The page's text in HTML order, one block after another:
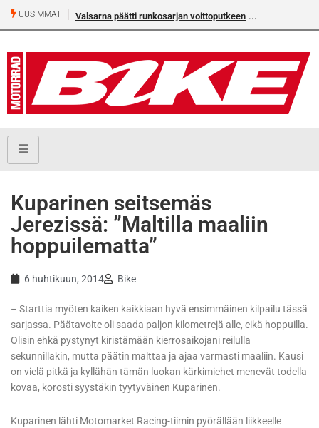
UUSIMMAT Valsarna päätti runkosarjan voittoputkeen
Kuparinen seitsemäs
Jerezissä: ”Maltilla maaliin
hoppuilematta”
6 huhtikuun, 2014 Bike
– Starttia myöten kaiken kaikkiaan hyvä ensimmäinen kilpailu tässä
sarjassa. Päätavoite oli saada paljon kilometrejä alle, eikä hoppuilla.
Olisin ehkä pystynyt kiristämään kierrosaikojani reilulla
sekunnillakin, mutta päätin malttaa ja ajaa varmasti maaliin. Kausi
on vielä pitkä ja kyllähän tämän luokan kärkimiehet menevät todella
kovaa, korosti syystäkin tyytyväinen Kuparinen.
Kuparinen lähti Motomarket Racing-tiimin pyörällään liikkeelle